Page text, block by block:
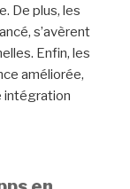
De plus, les
s’avèrent
Enfin, les
améliorée,
intégration